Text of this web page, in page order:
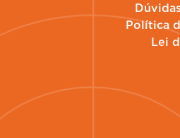
Política
Lei